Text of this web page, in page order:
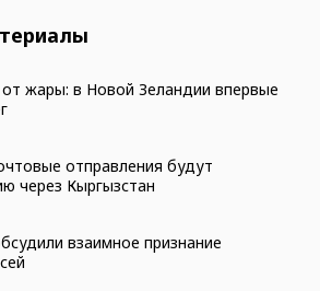
жары: в Новой Зеландии впервые
отправления будут
через Кыргызстан
взаимное признание